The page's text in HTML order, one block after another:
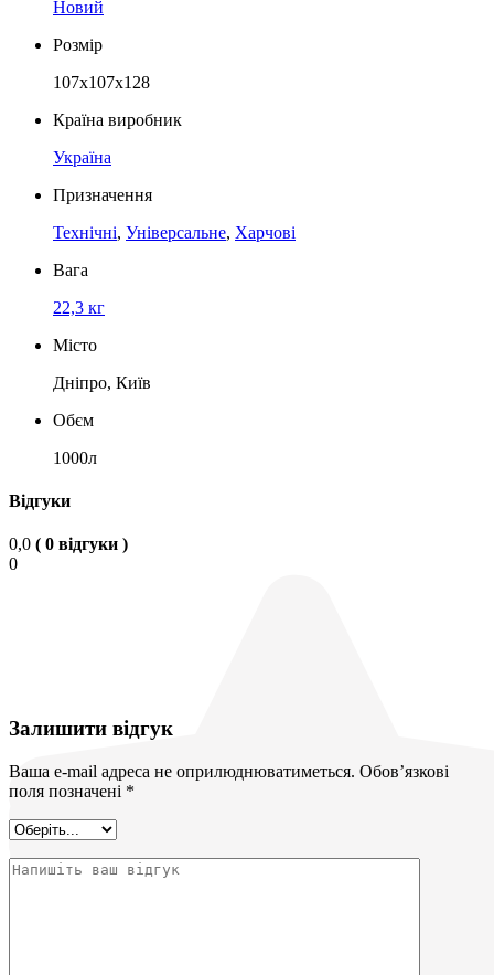
Новий
Розмір
107х107х128
Країна виробник
Україна
Призначення
Технічні, Універсальне, Харчові
Вага
22,3 кг
Місто
Дніпро, Київ
Обєм
1000л
Відгуки
0,0 ( 0 відгуки )
0
Залишити відгук
Ваша e-mail адреса не оприлюднюватиметься. Обов’язкові
поля позначені *